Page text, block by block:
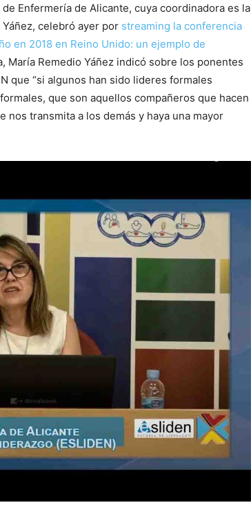
Enfermería de Alicante, cuya coordinadora es la
celebró ayer por streaming la conferencia
en 2018 en Reino Unido: un ejemplo de
María Remedio Yáñez indicó sobre los ponentes
que “si algunos han sido lideres formales
que son aquellos compañeros que hacen
transmita a los demás y haya una mayor